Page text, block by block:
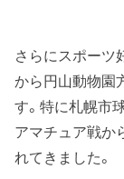
さらにスポーツ
から円山動物園
す。特に札幌市
アマチュア戦か
れてきました。